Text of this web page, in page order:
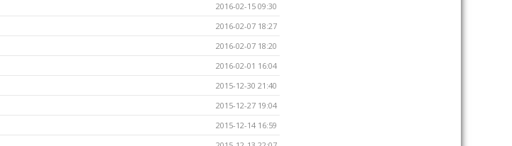
2016-02-15 09:30
2016-02-07 18:27
2016-02-07 18:20
2016-02-01 16:04
2015-12-30 21:40
2015-12-27 19:04
2015-12-14 16:59